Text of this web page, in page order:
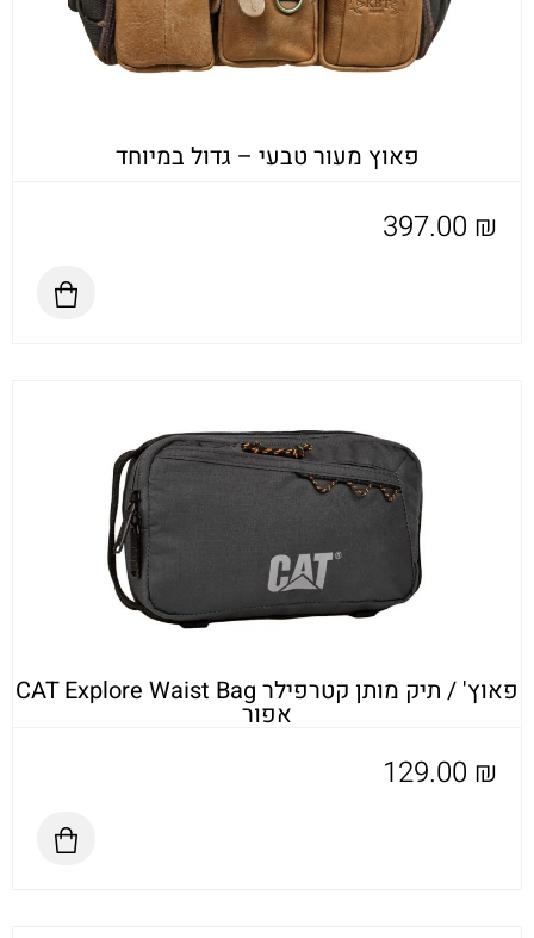
פאוץ מעור טבעי – גדול במיוחד
397.00 ₪
פאוץ' / תיק מותן קטרפילר CAT Explore Waist Bag
אפור
129.00 ₪